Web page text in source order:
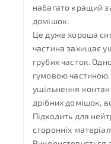
набагато кращий
домішок.
Це дуже хороша
частина захищає
грубих часток.
гумовою частиною.
ущільнення
дрібних домішок,
Підходить для
сторонніх